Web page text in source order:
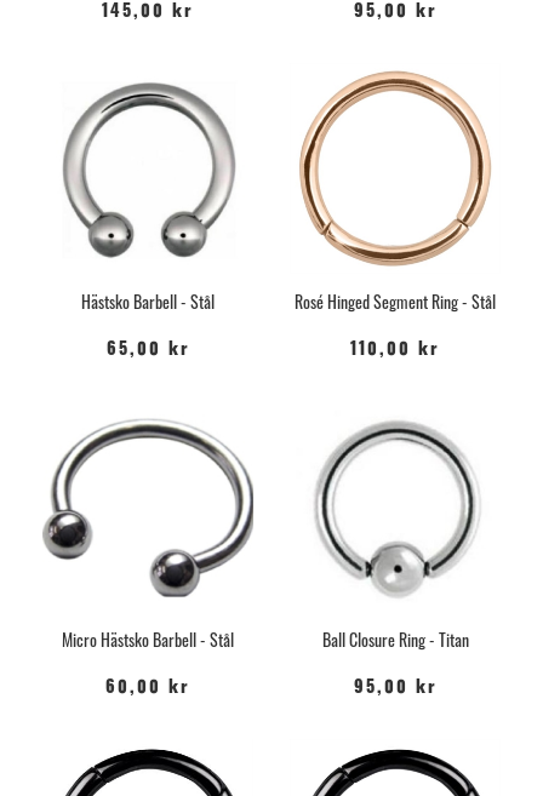
145,00 kr 95,00 kr
Hästsko Barbell - Stål
65,00 kr
Rosé Hinged Segment Ring - Stål
110,00 kr
Micro Hästsko Barbell - Stål
60,00 kr
Ball Closure Ring - Titan
95,00 kr